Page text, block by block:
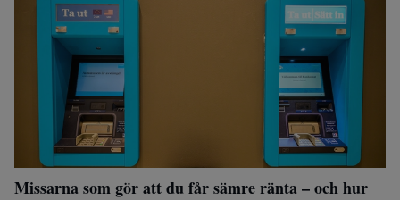
Missarna som gör att du får sämre ränta – och hur